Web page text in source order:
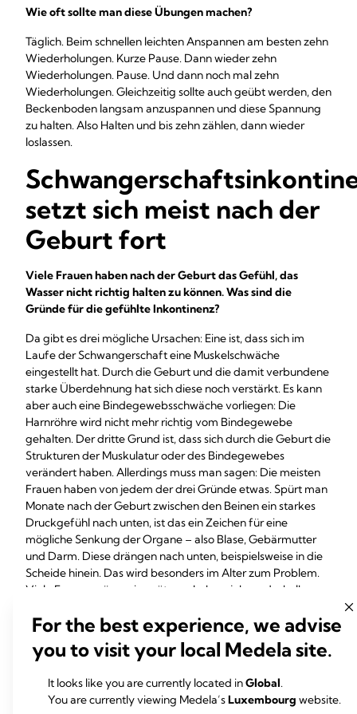
Wie oft sollte man diese Übungen machen?
Täglich. Beim schnellen leichten Anspannen am besten zehn
Wiederholungen. Kurze Pause. Dann wieder zehn
Wiederholungen. Pause. Und dann noch mal zehn
Wiederholungen. Gleichzeitig sollte auch geübt werden, den
Beckenboden langsam anzuspannen und diese Spannung
zu halten. Also Halten und bis zehn zählen, dann wieder
loslassen.
setzt sich meist nach der
Geburt fort
Viele Frauen haben nach der Geburt das Gefühl, das
Wasser nicht richtig halten zu können. Was sind die
Gründe für die gefühlte Inkontinenz?
Da gibt es drei mögliche Ursachen: Eine ist, dass sich im
Laufe der Schwangerschaft eine Muskelschwäche
eingestellt hat. Durch die Geburt und die damit verbundene
starke Überdehnung hat sich diese noch verstärkt. Es kann
aber auch eine Bindegewebsschwäche vorliegen: Die
Harnröhre wird nicht mehr richtig vom Bindegewebe
gehalten. Der dritte Grund ist, dass sich durch die Geburt die
Strukturen der Muskulatur oder des Bindegewebes
verändert haben. Allerdings muss man sagen: Die meisten
Frauen haben von jedem der drei Gründe etwas. Spürt man
Monate nach der Geburt zwischen den Beinen ein starkes
Druckgefühl nach unten, ist das ein Zeichen für eine
mögliche Senkung der Organe – also Blase, Gebärmutter
und Darm. Diese drängen nach unten, beispielsweise in die
Scheide hinein. Das wird besonders im Alter zum Problem.
Viele Frauen müssen in späteren Lebensjahren deshalb
zu betreiben. Wichtig ist, dass man gleich etwas tut. Bitte
nicht denken: Das hat jede Frau, das gehört dazu! Lieber
gleich aktiv werden, zum Arzt gehen und sich
Beckenboden zu stärken.
For the best experience, we advise
you to visit your local Medela site.
It looks like you are currently located inGlobal.
You are currently viewing Medela’sLuxembourg website.